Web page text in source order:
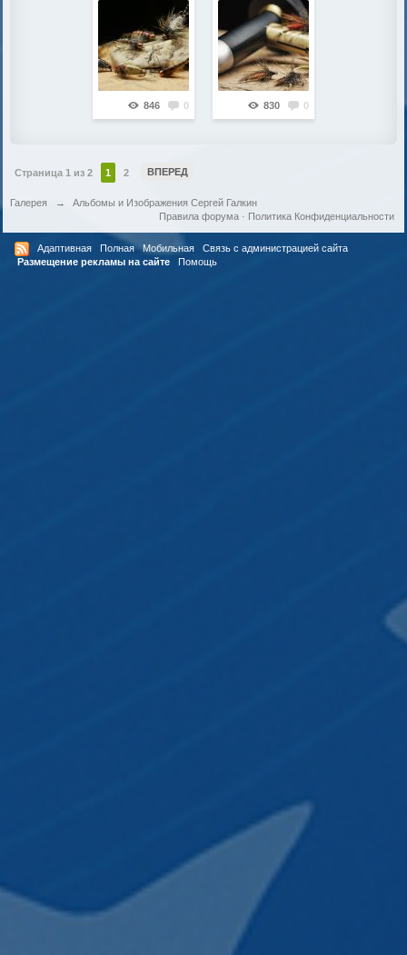
846 0 830 0
Страница 1 из 2 1 2 ВПЕРЕД
Галерея →
Альбомы и Изображения Сергей Галкин
Политика Конфиденциальности
Правила форума·
Адаптивная Полная Мобильная
Связь с администрацией сайта
Размещение рекламы на сайте
Помощь